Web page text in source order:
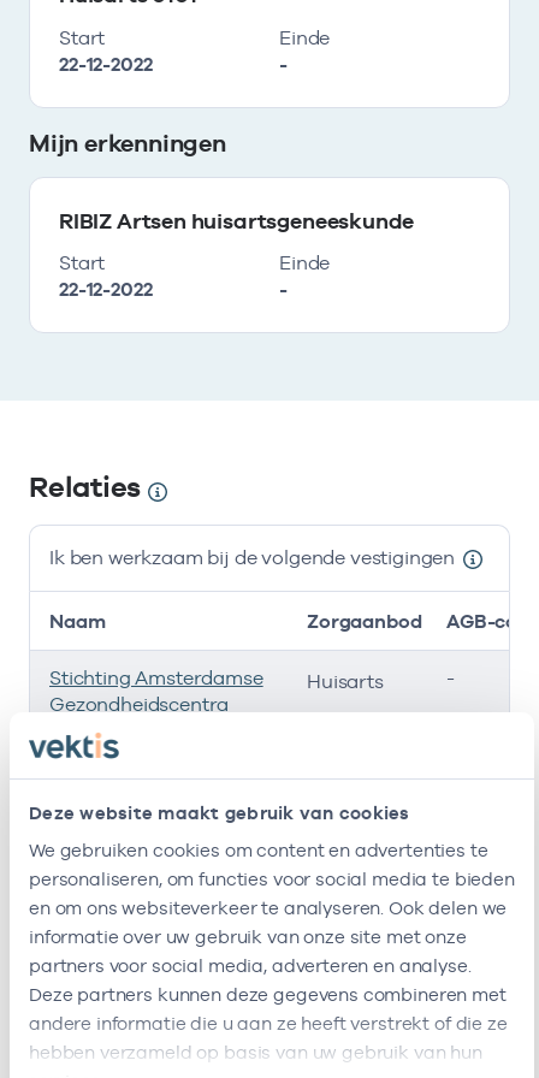
Deze website maakt gebruik van cookies
We gebruiken cookies om content en advertenties te
personaliseren, om functies voor social media te bieden
en om ons websiteverkeer te analyseren. Ook delen we
informatie over uw gebruik van onze site met onze
partners voor social media, adverteren en analyse.
Deze partners kunnen deze gegevens combineren met
andere informatie die u aan ze heeft verstrekt of die ze
hebben verzameld op basis van uw gebruik van hun
Start
22-12-2022
Einde
-
Mijn erkenningen
RIBIZ Artsen huisartsgeneeskunde
Start
22-12-2022
Einde
-
Relaties
Ik ben werkzaam bij de volgende vestigingen
Ik ben werkzaam bij de volgende vestigingen
Naam Zorgaanbod AGB-code
Stichting Amsterdamse
Gezondheidscentra
Huisarts -
Rhogo – Care And Cure
B.v
Wijkgezondheidscentrum
Bovenmaat
Huisarts 37051179
Ik heb een arbeidsrelatie met
Naam Rol AGB-code